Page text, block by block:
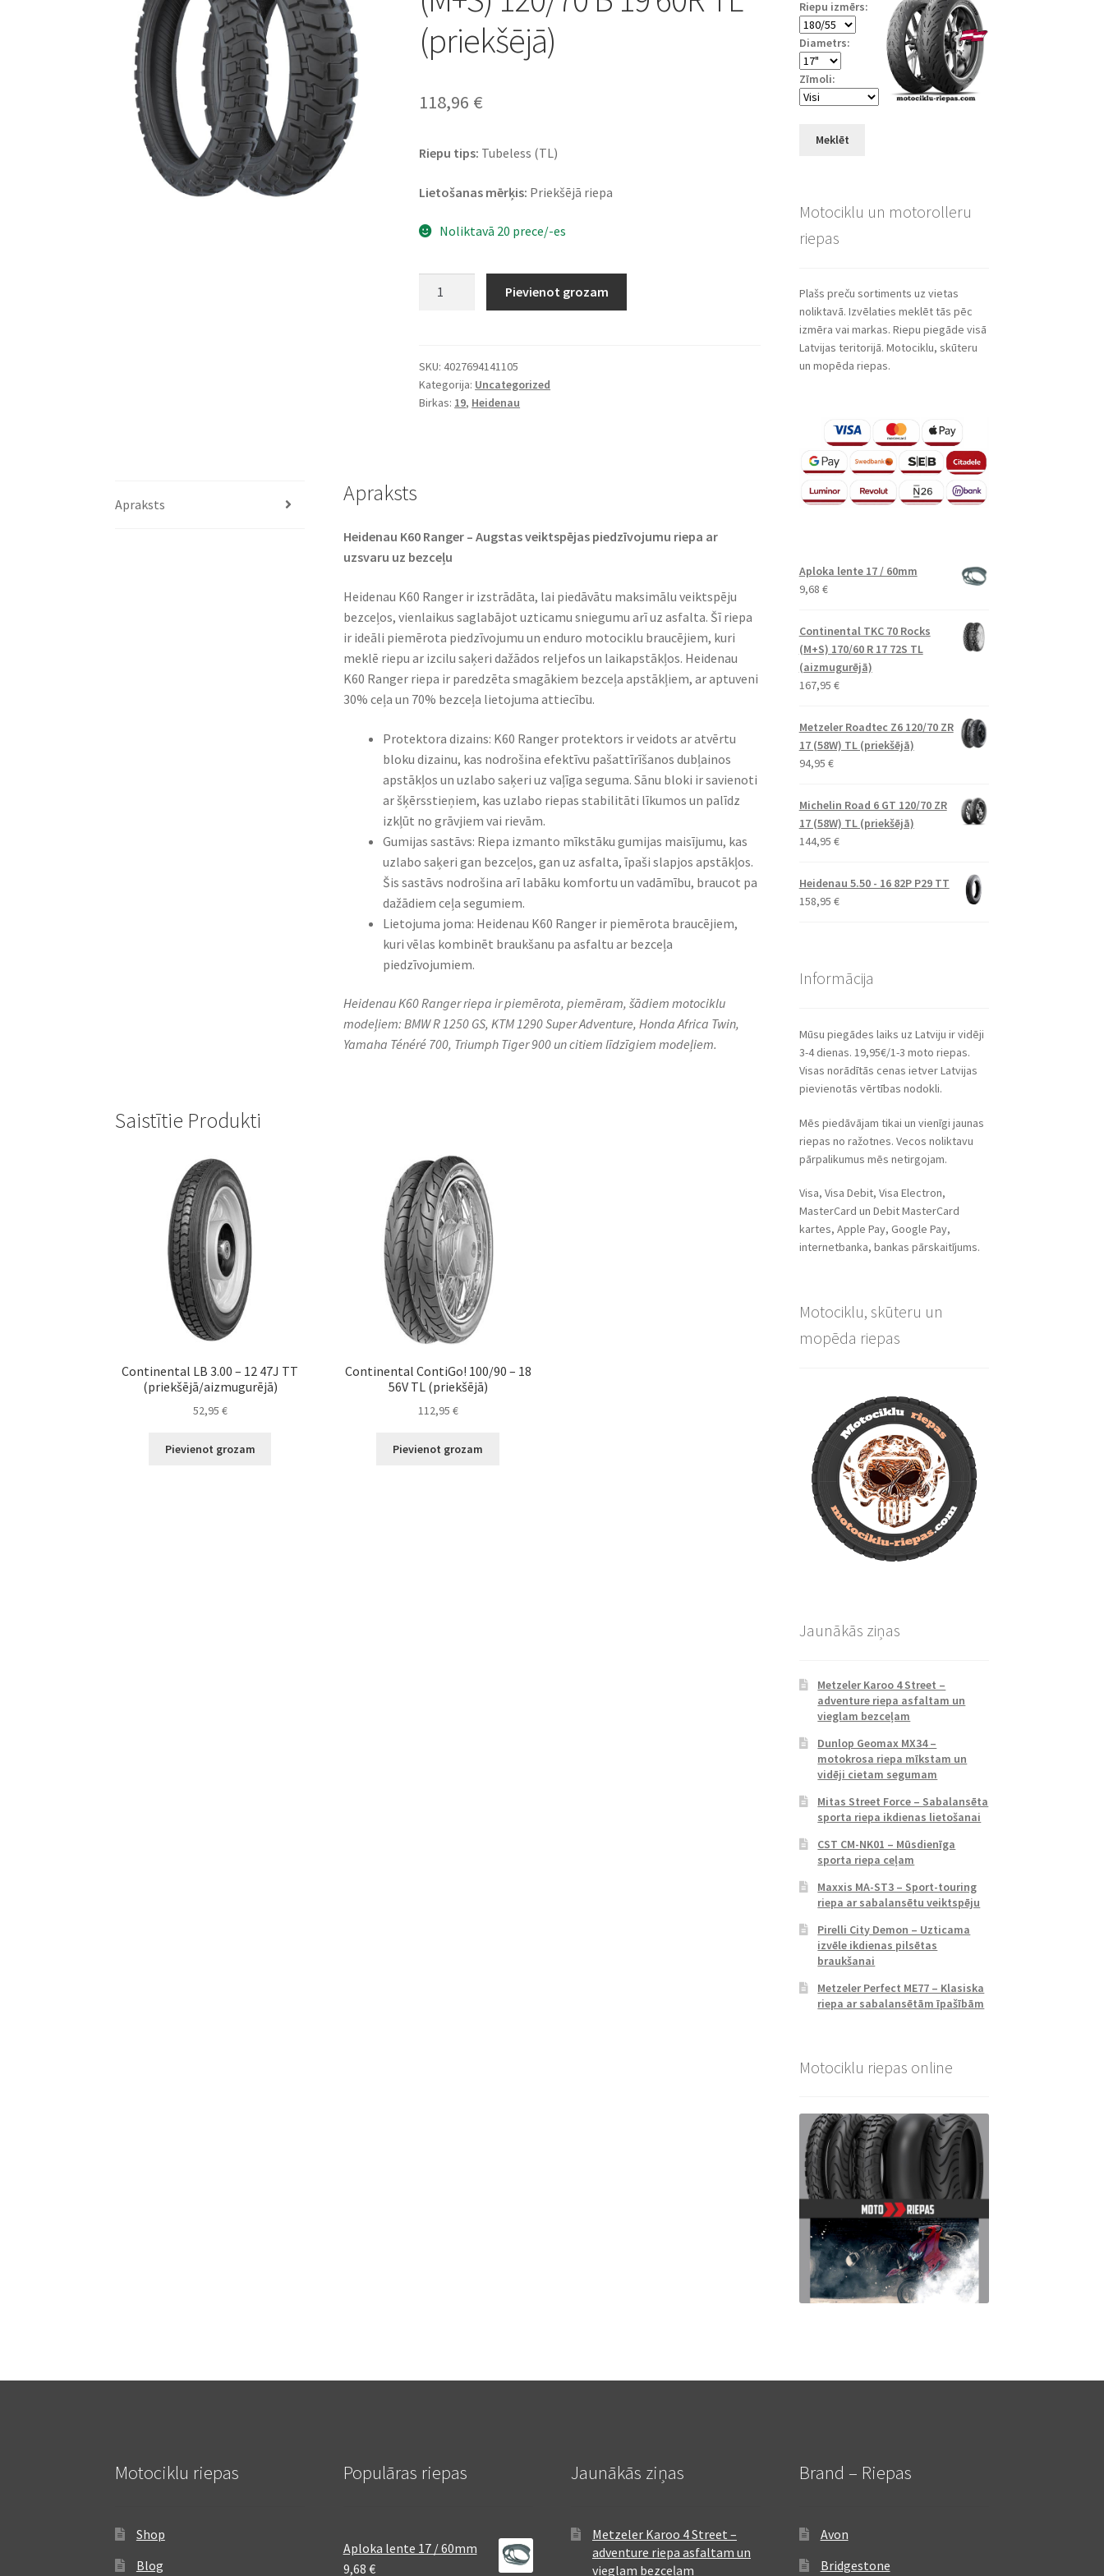
(priekšējā)
118,96 €
Riepu tips: Tubeless (TL)
Lietošanas mērķis: Priekšējā riepa
Noliktavā 20 prece/-es
(M+S)
120/70
B
Pievienot grozam
SKU:4027694141105
Kategorija: Uncategorized
Birkas: 19, Heidenau
Apraksts Apraksts
Heidenau K60 Ranger – Augstas veiktspējas piedzīvojumu riepa ar
uzsvaru uz bezceļu
Heidenau K60 Ranger ir izstrādāta, lai piedāvātu maksimālu veiktspēju
bezceļos, vienlaikus saglabājot uzticamu sniegumu arī uz asfalta. Šī riepa
ir ideāli piemērota piedzīvojumu un enduro motociklu braucējiem, kuri
meklē riepu ar izcilu saķeri dažādos reljefos un laikapstākļos. Heidenau
K60 Ranger riepa ir paredzēta smagākiem bezceļa apstākļiem, ar aptuveni
30% ceļa un 70% bezceļa lietojuma attiecību.
Protektora dizains: K60 Ranger protektors ir veidots ar atvērtu
bloku dizainu, kas nodrošina efektīvu pašattīrīšanos dubļainos
apstākļos un uzlabo saķeri uz vaļīga seguma. Sānu bloki ir savienoti
ar šķērsstieņiem, kas uzlabo riepas stabilitāti līkumos un palīdz
izkļūt no grāvjiem vai rievām.
Gumijas sastāvs: Riepa izmanto mīkstāku gumijas maisījumu, kas
uzlabo saķeri gan bezceļos, gan uz asfalta, īpaši slapjos apstākļos.
Šis sastāvs nodrošina arī labāku komfortu un vadāmību, braucot pa
dažādiem ceļa segumiem.
Lietojuma joma: Heidenau K60 Ranger ir piemērota braucējiem,
kuri vēlas kombinēt braukšanu pa asfaltu ar bezceļa
piedzīvojumiem.
Heidenau K60 Ranger riepa ir piemērota, piemēram, šādiem motociklu
modeļiem: BMW R 1250 GS, KTM 1290 Super Adventure, Honda Africa Twin,
Yamaha Ténéré 700, Triumph Tiger 900 un citiem līdzīgiem modeļiem.
Saistītie Produkti
Continental LB 3.00 – 12 47J TT
(priekšējā/aizmugurējā)
52,95 €
Pievienot grozam
Continental ContiGo! 100/90 – 18
56V TL (priekšējā)
112,95 €
Pievienot grozam
Riepu izmērs:
Diametrs:
Zīmoli:
Meklēt
Motociklu un motorolleru
riepas
Plašs preču sortiments uz vietas
noliktavā. Izvēlaties meklēt tās pēc
izmēra vai markas. Riepu piegāde visā
Latvijas teritorijā. Motociklu, skūteru
un mopēda riepas.
Aploka lente 17 / 60mm
9,68 €
Continental TKC 70 Rocks
(M+S) 170/60 R 17 72S TL
(aizmugurējā)
167,95 €
Metzeler Roadtec Z6 120/70 ZR
17 (58W) TL (priekšējā)
94,95 €
Michelin Road 6 GT 120/70 ZR
17 (58W) TL (priekšējā)
144,95 €
Heidenau 5.50 - 16 82P P29 TT
158,95 €
Informācija
Mūsu piegādes laiks uz Latviju ir vidēji
3-4 dienas. 19,95€/1-3 moto riepas.
Visas norādītās cenas ietver Latvijas
pievienotās vērtības nodokli.
Mēs piedāvājam tikai un vienīgi jaunas
riepas no ražotnes. Vecos noliktavu
pārpalikumus mēs netirgojam.
Visa, Visa Debit, Visa Electron,
MasterCard un Debit MasterCard
kartes, Apple Pay, Google Pay,
internetbanka, bankas pārskaitījums.
Motociklu, skūteru un
mopēda riepas
Jaunākās ziņas
Metzeler Karoo 4 Street –
adventure riepa asfaltam un
vieglam bezceļam
Dunlop Geomax MX34 –
motokrosa riepa mīkstam un
vidēji cietam segumam
Mitas Street Force – Sabalansēta
sporta riepa ikdienas lietošanai
CST CM-NK01 – Mūsdienīga
sporta riepa ceļam
Maxxis MA-ST3 – Sport-touring
riepa ar sabalansētu veiktspēju
Pirelli City Demon – Uzticama
izvēle ikdienas pilsētas
braukšanai
Metzeler Perfect ME77 – Klasiska
riepa ar sabalansētām īpašībām
Motociklu riepas online
Motociklu riepas
Shop
Blog
Populāras riepas
Aploka lente 17 / 60mm
9,68 €
Jaunākās ziņas
Metzeler Karoo 4 Street –
adventure riepa asfaltam un
vieglam bezceļam
Brand – Riepas
Avon
Bridgestone